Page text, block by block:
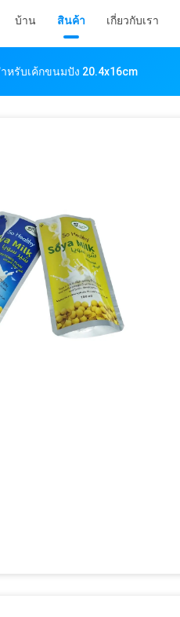
บ้าน สินค้า เกี่ยวกับเรา
หรับเค้กขนมปัง 20.4x16cm